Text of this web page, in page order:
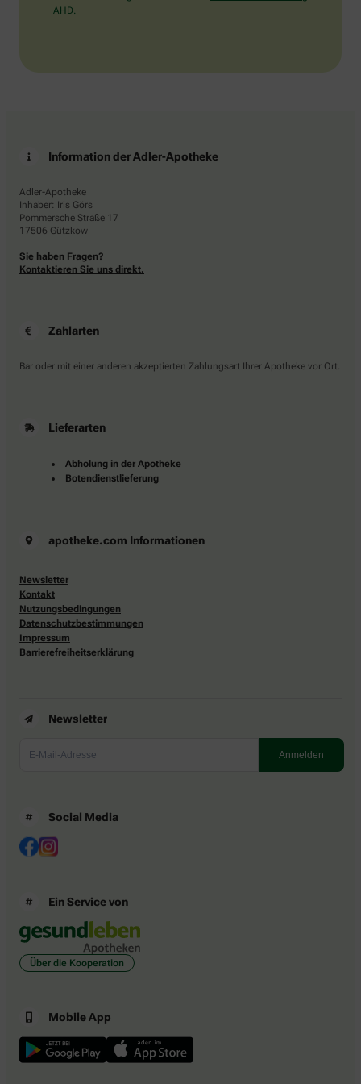
AHD.
Information der Adler-Apotheke
Adler-Apotheke
Inhaber: Iris Görs
Pommersche Straße 17
17506 Gützkow
Sie haben Fragen?
Kontaktieren Sie uns direkt.
Zahlarten
Bar oder mit einer anderen akzeptierten Zahlungsart Ihrer Apotheke vor Ort.
Lieferarten
Abholung in der Apotheke
Botendienstlieferung
apotheke.com Informationen
Newsletter
Kontakt
Nutzungsbedingungen
Datenschutzbestimmungen
Impressum
Barrierefreiheitserklärung
Newsletter
Social Media
Ein Service von
Über die Kooperation
Mobile App